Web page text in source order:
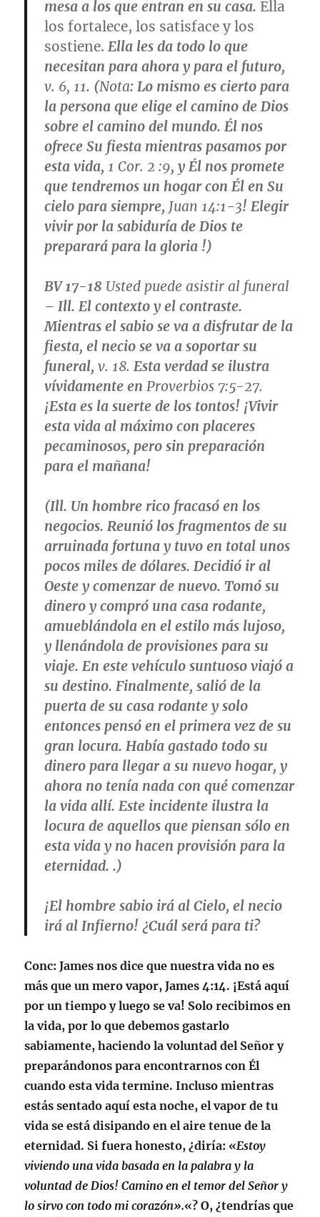
mesa a los que entran en su casa. Ella
los fortalece, los satisface y los
sostiene. Ella les da todo lo que
necesitan para ahora y para el futuro,
v. 6, 11. (Nota: Lo mismo es cierto para
la persona que elige el camino de Dios
sobre el camino del mundo. Él nos
ofrece Su fiesta mientras pasamos por
esta vida, 1 Cor. 2 :9, y Él nos promete
que tendremos un hogar con Él en Su
cielo para siempre, Juan 14:1-3! Elegir
vivir por la sabiduría de Dios te
preparará para la gloria !)
BV 17-18 Usted puede asistir al funeral
– Ill. El contexto y el contraste.
Mientras el sabio se va a disfrutar de la
fiesta, el necio se va a soportar su
funeral, v. 18. Esta verdad se ilustra
vívidamente en Proverbios 7:5-27.
¡Esta es la suerte de los tontos! ¡Vivir
esta vida al máximo con placeres
pecaminosos, pero sin preparación
para el mañana!
(Ill. Un hombre rico fracasó en los
negocios. Reunió los fragmentos de su
arruinada fortuna y tuvo en total unos
pocos miles de dólares. Decidió ir al
Oeste y comenzar de nuevo. Tomó su
dinero y compró una casa rodante,
amueblándola en el estilo más lujoso,
y llenándola de provisiones para su
viaje. En este vehículo suntuoso viajó a
su destino. Finalmente, salió de la
puerta de su casa rodante y solo
entonces pensó en el primera vez de su
gran locura. Había gastado todo su
dinero para llegar a su nuevo hogar, y
ahora no tenía nada con qué comenzar
la vida allí. Este incidente ilustra la
locura de aquellos que piensan sólo en
esta vida y no hacen provisión para la
eternidad. .)
¡El hombre sabio irá al Cielo, el necio
irá al Infierno! ¿Cuál será para ti?
Conc: James nos dice que nuestra vida no es
más que un mero vapor,James 4:14. ¡Está aquí
por un tiempo y luego se va! Solo recibimos en
la vida, por lo que debemos gastarlo
sabiamente, haciendo la voluntad del Señor y
preparándonos para encontrarnos con Él
cuando esta vida termine. Incluso mientras
estás sentado aquí esta noche, el vapor de tu
vida se está disipando en el aire tenue de la
eternidad. Si fuera honesto, ¿diría: «Estoy
viviendo una vida basada en la palabra y la
voluntad de Dios! Camino en el temor del Señor y
lo sirvo con todo mi corazón».«? O, ¿tendrías que